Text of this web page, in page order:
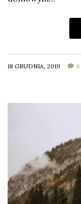
18 GRUDNIA, 2019 8